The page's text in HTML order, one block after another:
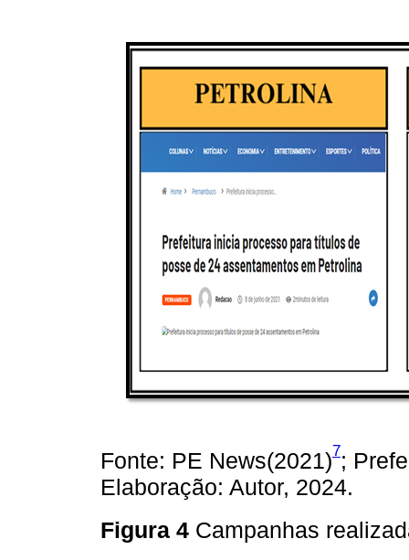
Fonte: PE News(2021)7;
Elaboração: Autor, 2024.
Figura 4 Campanhas